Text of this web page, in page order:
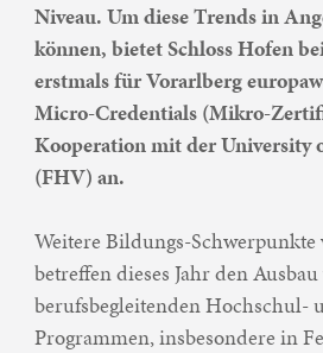
Niveau. Um diese Trends in
können, bietet Schloss Hofen
erstmals für Vorarlberg
Micro-Credentials (Mikro-
Kooperation mit der University
(FHV) an.
Weitere Bildungs-Schwerpunkte
betreffen dieses Jahr den
berufsbegleitenden Hochschul-
Programmen, insbesondere in